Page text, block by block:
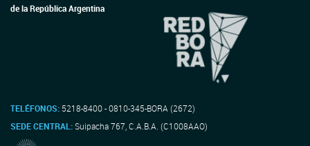
de la República Argentina
TELÉFONOS: 5218-8400 - 0810-345-BORA (2672)
SEDE CENTRAL:Suipacha 767, C.A.B.A. (C1008AAO)